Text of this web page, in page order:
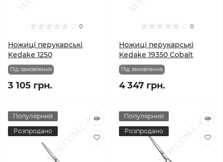
0
Ножиці перукарські
Kedake 1250
Під замовлення
3 105 грн.
0
Ножиці перукарські
Kedake 19350 Cobalt
Під замовлення
4 347 грн.
Популярний
Розпродано
Популярний
Розпродано